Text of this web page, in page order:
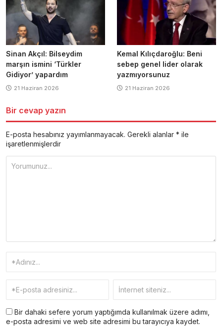
Sinan Akçıl: Bilseydim
marşın ismini ‘Türkler
Gidiyor’ yapardım
21 Haziran 2026
Kemal Kılıçdaroğlu: Beni
sebep genel lider olarak
yazmıyorsunuz
21 Haziran 2026
Bir cevap yazın
E-posta hesabınız yayımlanmayacak. Gerekli alanlar * ile
işaretlenmişlerdir
Bir dahaki sefere yorum yaptığımda kullanılmak üzere adımı,
e-posta adresimi ve web site adresimi bu tarayıcıya kaydet.